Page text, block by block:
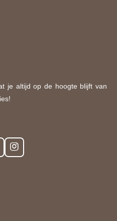
je altijd op de hoogte blijft van
I
n